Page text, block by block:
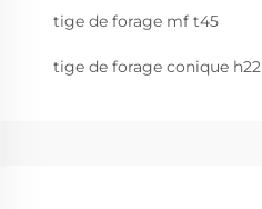
tige de forage mf t45
tige de forage conique h22